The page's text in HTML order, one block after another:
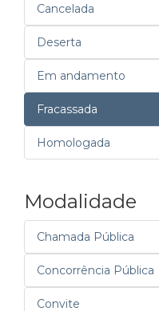
Cancelada
Deserta
Em andamento
Fracassada
Homologada
Modalidade
Chamada Pública
Concorrência Pública
Convite